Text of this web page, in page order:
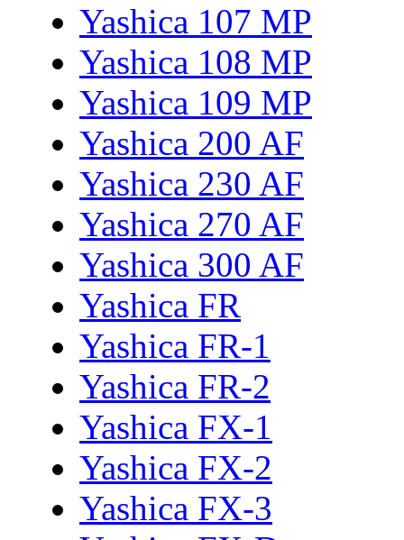
Yashica 107 MP
Yashica 108 MP
Yashica 109 MP
Yashica 200 AF
Yashica 230 AF
Yashica 270 AF
Yashica 300 AF
Yashica FR
Yashica FR-1
Yashica FR-2
Yashica FX-1
Yashica FX-2
Yashica FX-3